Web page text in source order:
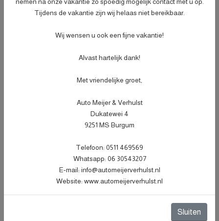
- Peilen en aanvullen van vloeistoffen;
- Vrijwaren eventuele inruilauto;
- 3 maanden garantie;
€ 499,-
Specificaties
J789FK
Datum eerste toelating
(internationaal)
24-07-2018
APK vervaldatum
25-07-2027
Tijdens de vakantie zijn wij helaas niet bereikbaar.
Wij wensen u ook een fijne vakantie!
Alvast hartelijk dank!
Met vriendelijke groet,
Auto Meijer & Verhulst
Dukatewei 4
9251 MS Burgum
Telefoon: 0511 469569
Whatsapp: 06 30543207
E-mail: info@automeijerverhulst.nl
Website: www.automeijerverhulst.nl
Sluiten